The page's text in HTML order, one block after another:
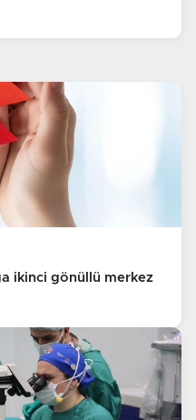
ikinci gönüllü merkez